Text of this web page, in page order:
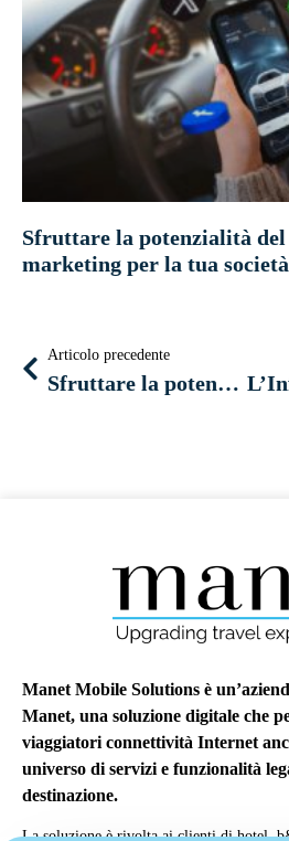
Sfruttare la potenzialità del
marketing per la tua
Articolo precedente
Sfruttare la potenzialità del social media marketing per la tua società di autonoleggio
Manet Mobile Solutions è
Manet, una soluzione digitale che
viaggiatori connettività Internet
universo di servizi e funzionalità
destinazione.
La soluzione è rivolta ai clienti di hotel,